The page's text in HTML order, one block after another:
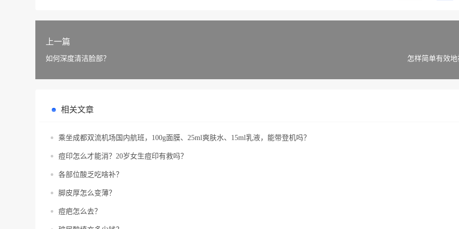
上一篇
如何深度清洁脸部？ 怎样简单有效地
相关文章
乘坐成都双流机场国内航班，100g面膜、25ml爽肤水、15ml乳液，能带登机吗？
痘印怎么才能消？20岁女生痘印有救吗？
各部位酸乏吃啥补？
脚皮厚怎么变薄？
痘疤怎么去？